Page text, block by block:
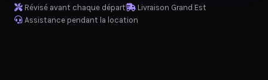
Révisé avant chaque départ
Livraison Grand Est
Assistance pendant la location